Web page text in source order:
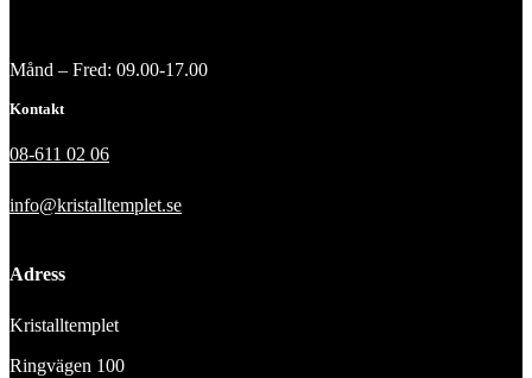
Månd – Fred: 09.00-17.00
Kontakt
08-611 02 06
info@kristalltemplet.se
Adress
Kristalltemplet
Ringvägen 100